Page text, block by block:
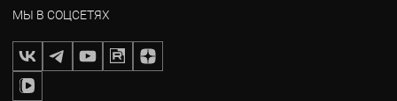
МЫ В СОЦСЕТЯХ